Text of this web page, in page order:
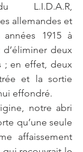
L.I.D.A.R,
allemandes et
1915 à
deux
; en effet, deux
et la sortie
effondré.
notre abri
qu’une seule
affaissement